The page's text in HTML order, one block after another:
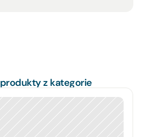
z kategorie